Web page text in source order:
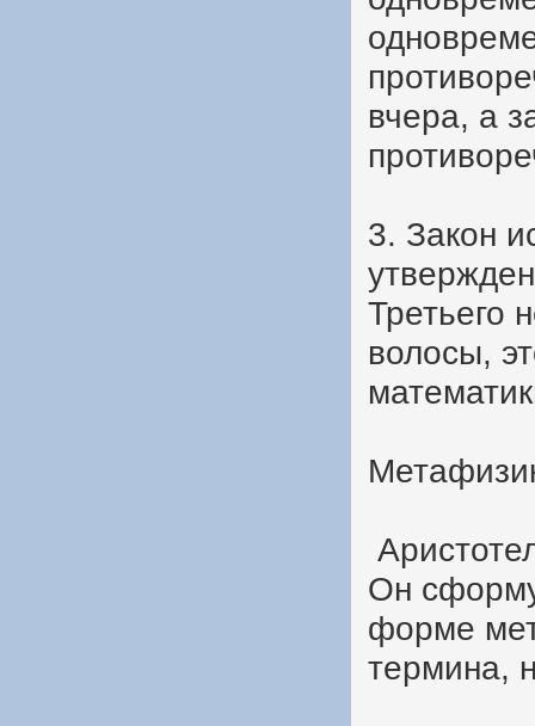
вчера, а
3. Закон
Третьего
волосы,
Он
форме
термина,